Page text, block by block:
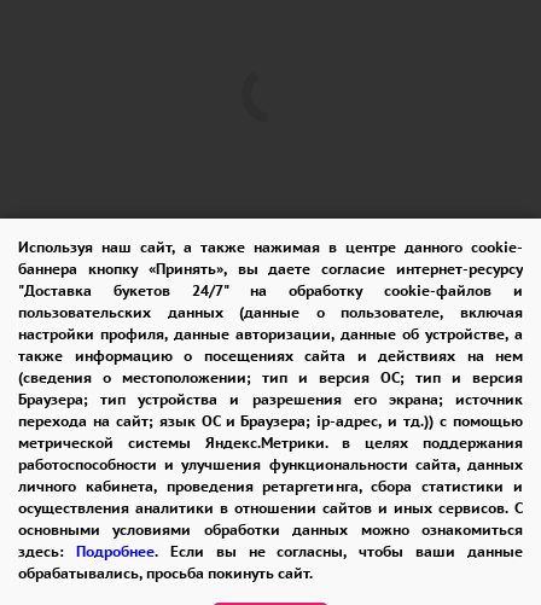
Используя наш сайт, а также нажимая в центре данного cookie-
баннера кнопку «Принять», вы даете согласие интернет-ресурсу
"Доставка букетов 24/7" на обработку cookie-файлов и
пользовательских данных (данные о пользователе, включая
настройки профиля, данные авторизации, данные об устройстве, а
также информацию о посещениях сайта и действиях на нем
(сведения о местоположении; тип и версия ОС; тип и версия
Браузера; тип устройства и разрешения его экрана; источник
перехода на сайт; язык ОС и Браузера; ip-адрес, и тд.)) с помощью
метрической системы Яндекс.Метрики. в целях поддержания
работоспособности и улучшения функциональности сайта, данных
личного кабинета, проведения ретаргетинга, сбора статистики и
осуществления аналитики в отношении сайтов и иных сервисов. С
основными условиями обработки данных можно ознакомиться
здесь: Подробнее. Если вы не согласны, чтобы ваши данные
обрабатывались, просьба покинуть сайт.
ПОМОЩЬ ОПЛАТА
ДОСТАВКА
ГАРАНТИИ
КУПОН
ВОЗВРАТ
ОТЗЫВЫ
РЕКОМЕНДАЦИИ
КОНТАКТЫ
8 965 242-37-47